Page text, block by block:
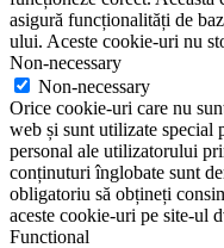
asigură funcționalități de
ului. Aceste cookie-uri nu
Non-necessary
Non-necessary
Orice cookie-uri care nu
web și sunt utilizate special
personal ale utilizatorului
conținuturi înglobate sunt
obligatoriu să obțineți
aceste cookie-uri pe site-ul
Functional